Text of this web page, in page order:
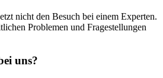
nicht den Besuch bei einem Experten.
Problemen und Fragestellungen
uns?